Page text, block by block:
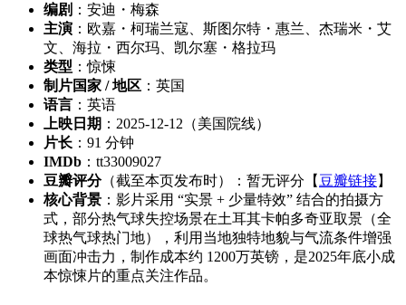
编剧 ：安迪・梅森
主演 ：欧嘉・柯瑞兰寇、斯图尔特・惠兰、杰瑞米・艾
文、海拉・西尔玛、凯尔塞・格拉玛
类型 ：惊悚
制片国家 / 地区 ：英国
语言 ：英语
上映日期 ：2025-12-12（美国院线）
片长 ：91 分钟
IMDb ：tt33009027
豆瓣评分（截至本页发布时）：暂无评分【 豆瓣链接】
核心背景 ：影片采用 “实景 + 少量特效” 结合的拍摄方
式，部分热气球失控场景在土耳其卡帕多奇亚取景（全
球热气球热门地），利用当地独特地貌与气流条件增强
画面冲击力，制作成本约 1200万英镑，是2025年底小成
本惊悚片的重点关注作品。